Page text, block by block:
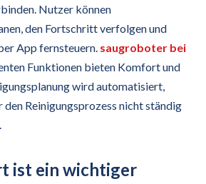
Nutzer können
den Fortschritt verfolgen und
App fernsteuern. saugroboter bei
Funktionen bieten Komfort und
wird automatisiert,
Reinigungsprozess nicht ständig
ist ein wichtiger